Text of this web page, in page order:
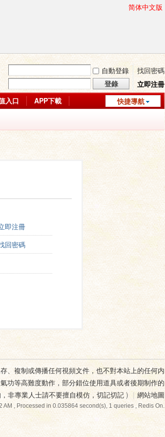
简体中文版
自動登錄
找回密碼
登錄
立即注冊
快捷導航
入口
APP下載
即注冊
回密碼
、複制或傳播任何視頻文件，也不對本站上的任何内
功等高難度動作，部分錯位使用道具或者後期制作的
非專業人士請不要擅自模仿，切記切記 ) | 網站地圖
AM, Processed in 0.035864 second(s), 1 queries , Redis On.